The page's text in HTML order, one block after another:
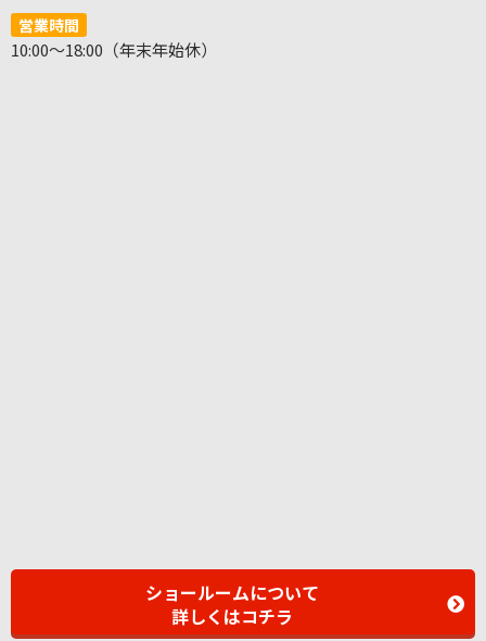
営業時間
10:00～18:00（年末年始休）
ショールームについて
詳しくはコチラ